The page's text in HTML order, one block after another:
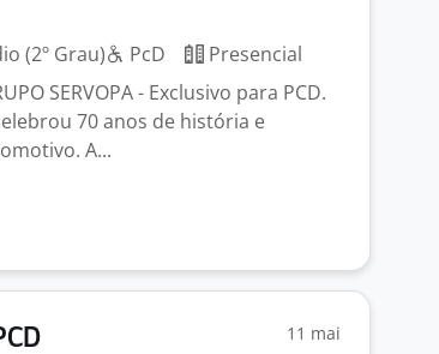
(2º Grau) PcD
Presencial
SERVOPA - Exclusivo para PCD.
70 anos de história e
A...
11 mai